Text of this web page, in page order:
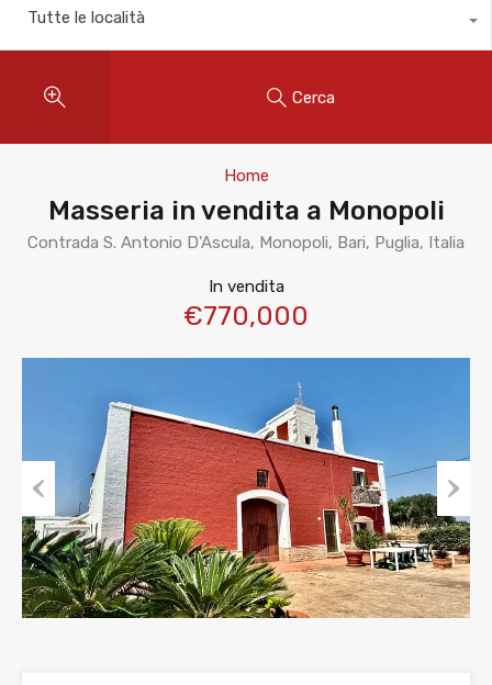
Tutte le località
Cerca
Home
Masseria in vendita a Monopoli
Contrada S. Antonio D'Ascula, Monopoli, Bari, Puglia, Italia
In vendita
€770,000
Previous Next